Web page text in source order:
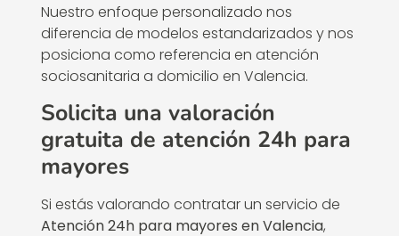
Nuestro enfoque personalizado nos
diferencia de modelos estandarizados y nos
posiciona como referencia en atención
sociosanitaria a domicilio en Valencia.
Solicita una valoración
gratuita de atención 24h para
mayores
Si estás valorando contratar un servicio de
Atención 24h para mayores en Valencia,